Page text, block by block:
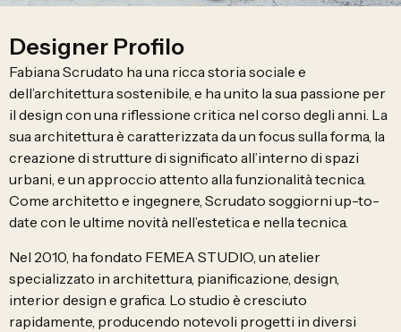
Designer Profilo
Fabiana Scrudato ha una ricca storia sociale e
dell’architettura sostenibile, e ha unito la sua passione per
il design con una riflessione critica nel corso degli anni. La
sua architettura è caratterizzata da un focus sulla forma, la
creazione di strutture di significato all’interno di spazi
urbani, e un approccio attento alla funzionalità tecnica.
Come architetto e ingegnere, Scrudato soggiorni up-to-
date con le ultime novità nell’estetica e nella tecnica.
Nel 2010, ha fondato FEMEA STUDIO, un atelier
specializzato in architettura, pianificazione, design,
interior design e grafica. Lo studio è cresciuto
rapidamente, producendo notevoli progetti in diversi